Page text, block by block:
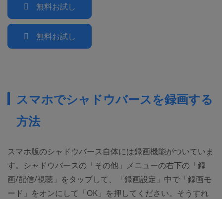
無料お試し
無料お試し
スマホでシャドウバースを録画する
方法
スマホ版のシャドウバース自体には録画機能がついていま
す。シャドウバースの「その他」メニューの右下の「録
画/配信/視聴」をタップして、「録画設定」中で「録画モ
ード」をオンにして「OK」を押してください。そうすれ